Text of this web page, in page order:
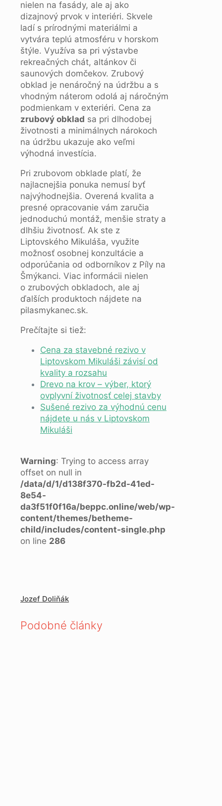
nielen na fasády, ale aj ako
dizajnový prvok v interiéri. Skvele
ladí s prírodnými materiálmi a
vytvára teplú atmosféru v horskom
štýle. Využíva sa pri výstavbe
rekreačných chát, altánkov či
saunových domčekov. Zrubový
obklad je nenáročný na údržbu a s
vhodným náterom odolá aj náročným
podmienkam v exteriéri. Cena za
zrubový obklad sa pri dlhodobej
životnosti a minimálnych nárokoch
na údržbu ukazuje ako veľmi
výhodná investícia.
Pri zrubovom obklade platí, že
najlacnejšia ponuka nemusí byť
najvýhodnejšia. Overená kvalita a
presné opracovanie vám zaručia
jednoduchú montáž, menšie straty a
dlhšiu životnosť. Ak ste z
Liptovského Mikuláša, využite
možnosť osobnej konzultácie a
odporúčania od odborníkov z Píly na
Šmýkanci. Viac informácii nielen
o zrubových obkladoch, ale aj
ďalších produktoch nájdete na
pilasmykanec.sk.
Prečítajte si tiež:
Cena za stavebné rezivo v
Liptovskom Mikuláši závisí od
kvality a rozsahu
Drevo na krov – výber, ktorý
ovplyvní životnosť celej stavby
Sušené rezivo za výhodnú cenu
nájdete u nás v Liptovskom
Mikuláši
Warning: Trying to access array
offset on null in
/data/d/1/d138f370-fb2d-41ed-
8e54-
da3f51f0f16a/beppc.online/web/wp-
content/themes/betheme-
child/includes/content-single.php
on line 286
Jozef Doliňák
Podobné články